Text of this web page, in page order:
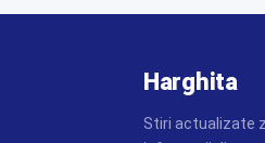
Harghita
Stiri actualizate